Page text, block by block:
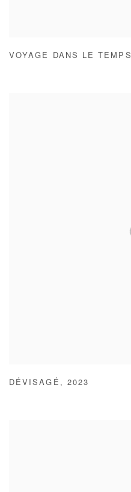
VOYAGE DANS LE TEMPS
DÉVISAGÉ , 2023